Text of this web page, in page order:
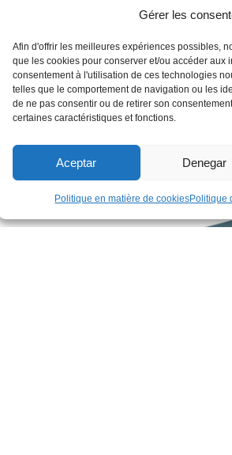
Gérer les
Afin d'offrir les meilleures expériences possibles,
que les cookies pour conserver et/ou accéder aux
consentement à l'utilisation de ces technologies
telles que le comportement de navigation ou les
de ne pas consentir ou de retirer son
certaines caractéristiques et fonctions.
Aceptar Denegar
Politique en matière de cookiesPolitique